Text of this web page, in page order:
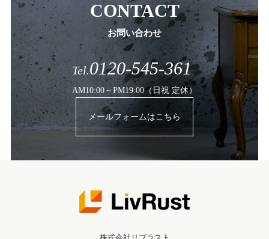
CONTACT
お問い合わせ
Tel.0120-545-361
AM10:00～PM19:00（日祝 定休）
メールフォームはこちら